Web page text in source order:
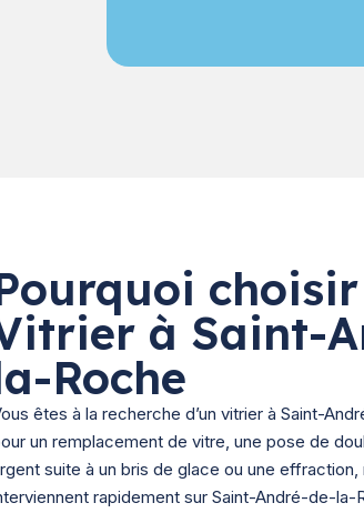
à Saint-
Roche
êtes à la recherche d’un vitrier à Saint-
un remplacement de vitre, une pose de
suite à un bris de glace ou une effraction,
rapidement sur Saint-André-de-la-